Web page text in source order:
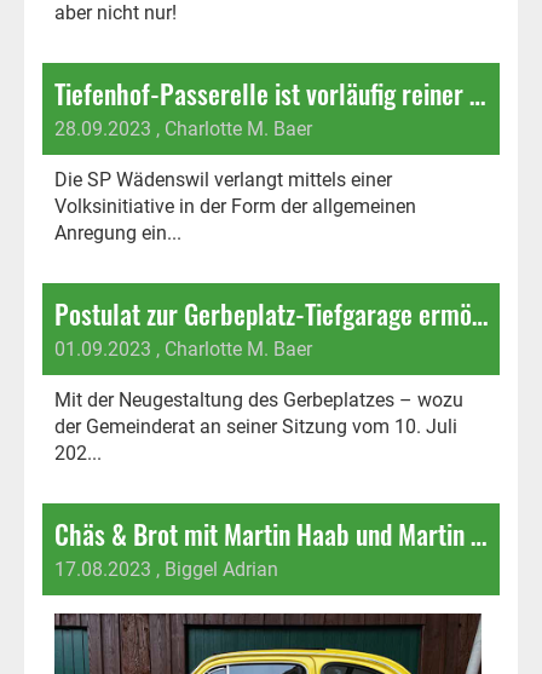
aber nicht nur!
Tiefenhof-Passerelle ist vorläufig reiner Wunschbedarf
28.09.2023 , Charlotte M. Baer
Die SP Wädenswil verlangt mittels einer
Volksinitiative in der Form der allgemeinen
Anregung ein...
Postulat zur Gerbeplatz-Tiefgarage ermöglicht allseitige Vernunftlösung
01.09.2023 , Charlotte M. Baer
Mit der Neugestaltung des Gerbeplatzes – wozu
der Gemeinderat an seiner Sitzung vom 10. Juli
202...
Chäs & Brot mit Martin Haab und Martin Hübscher
17.08.2023 , Biggel Adrian